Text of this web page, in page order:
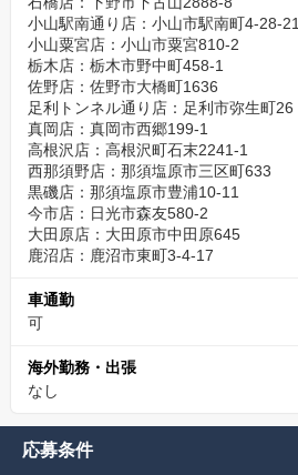
小山駅南通り店：小山市駅南町4-28-21
小山粟宮店：小山市粟宮810-2
栃木店：栃木市野中町458-1
佐野店：佐野市大橋町1636
足利トンネル通り店：足利市弥生町26
真岡店：真岡市西郷199-1
高根沢店：高根沢町石末2241-1
西那須野店：那須塩原市三区町633
黒磯店：那須塩原市豊浦10-11
今市店：日光市森友580-2
大田原店：大田原市中田原645
鹿沼店：鹿沼市東町3-4-17
車通勤
可
海外勤務・出張
なし
応募条件